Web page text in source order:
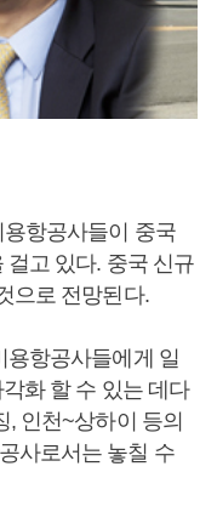
항공사들이 중국
고 있다. 중국 신규
으로 전망된다.
용항공사들에게 일
화 할 수 있는 데다
인천~상하이 등의
사로서는 놓칠 수